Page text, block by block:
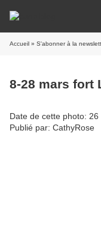
Accueil » S'abonner à la
8-28 mars fort
Date de cette photo: 26
Publié par: CathyRose